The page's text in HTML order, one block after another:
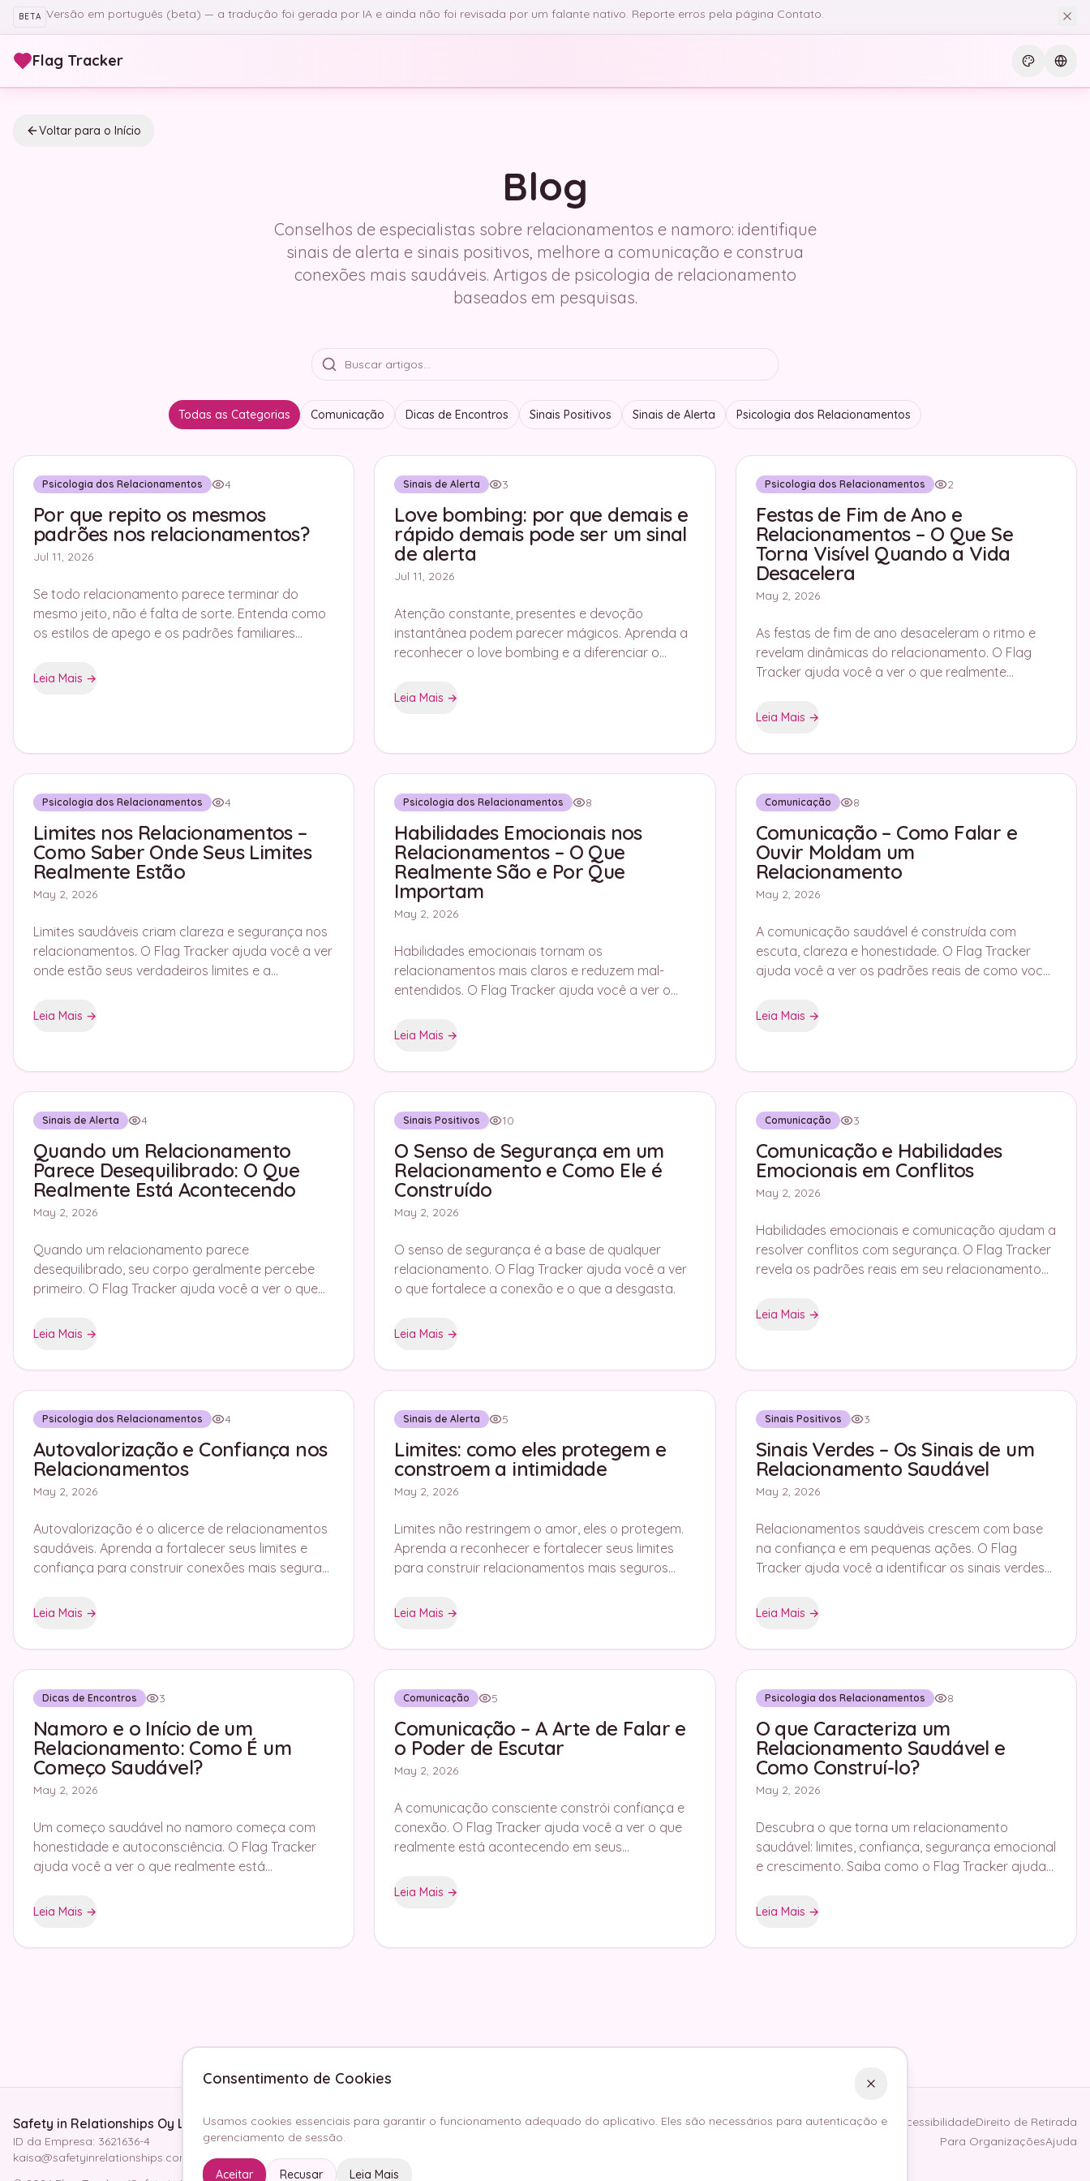
Pular para o conteúdo principal
BETA Versão em português (beta) — a tradução foi gerada por IA e ainda não foi revisada por um falante nativo. Reporte erros pela página Contato.
Flag Tracker Current
Voltar para o Início
Blog
Conselhos de especialistas sobre relacionamentos e namoro: identifique
sinais de alerta e sinais positivos, melhore a comunicação e construa
conexões mais saudáveis. Artigos de psicologia de relacionamento
baseados em pesquisas.
Todas as Categorias Comunicação Dicas de Encontros Sinais Positivos Sinais de Alerta Psicologia dos Relacionamentos
Psicologia dos Relacionamentos 4
Por que repito os mesmos
padrões nos relacionamentos?
Jul 11, 2026
Se todo relacionamento parece terminar do
mesmo jeito, não é falta de sorte. Entenda como
os estilos de apego e os padrões familiares
Leia Mais →
Sinais de Alerta 3
Love bombing: por que demais e
rápido demais pode ser um sinal
de alerta
Jul 11, 2026
Atenção constante, presentes e devoção
instantânea podem parecer mágicos. Aprenda a
reconhecer o love bombing e a diferenciar o
Leia Mais →
Psicologia dos Relacionamentos 2
Festas de Fim de Ano e
Relacionamentos – O Que Se
Torna Visível Quando a Vida
Desacelera
May 2, 2026
As festas de fim de ano desaceleram o ritmo e
revelam dinâmicas do relacionamento. O Flag
Tracker ajuda você a ver o que realmente
Leia Mais →
Psicologia dos Relacionamentos 4
Limites nos Relacionamentos –
Como Saber Onde Seus Limites
Realmente Estão
May 2, 2026
Limites saudáveis criam clareza e segurança nos
relacionamentos. O Flag Tracker ajuda você a ver
onde estão seus verdadeiros limites e a
Leia Mais →
Psicologia dos Relacionamentos 8
Habilidades Emocionais nos
Relacionamentos – O Que
Realmente São e Por Que
Importam
May 2, 2026
Habilidades emocionais tornam os
relacionamentos mais claros e reduzem mal-
entendidos. O Flag Tracker ajuda você a ver o
Leia Mais →
Comunicação 8
Comunicação – Como Falar e
Ouvir Moldam um
Relacionamento
May 2, 2026
A comunicação saudável é construída com
escuta, clareza e honestidade. O Flag Tracker
ajuda você a ver os padrões reais de como vocês
Leia Mais →
Sinais de Alerta 4
Quando um Relacionamento
Parece Desequilibrado: O Que
Realmente Está Acontecendo
May 2, 2026
Quando um relacionamento parece
desequilibrado, seu corpo geralmente percebe
primeiro. O Flag Tracker ajuda você a ver o que
Leia Mais →
Sinais Positivos 10
O Senso de Segurança em um
Relacionamento e Como Ele é
Construído
May 2, 2026
O senso de segurança é a base de qualquer
relacionamento. O Flag Tracker ajuda você a ver
o que fortalece a conexão e o que a desgasta.
Leia Mais →
Comunicação 3
Comunicação e Habilidades
Emocionais em Conflitos
May 2, 2026
Habilidades emocionais e comunicação ajudam a
resolver conflitos com segurança. O Flag Tracker
revela os padrões reais em seu relacionamento
Leia Mais →
Psicologia dos Relacionamentos 4
Autovalorização e Confiança nos
Relacionamentos
May 2, 2026
Autovalorização é o alicerce de relacionamentos
saudáveis. Aprenda a fortalecer seus limites e
confiança para construir conexões mais seguras
Leia Mais →
Sinais de Alerta 5
Limites: como eles protegem e
constroem a intimidade
May 2, 2026
Limites não restringem o amor, eles o protegem.
Aprenda a reconhecer e fortalecer seus limites
para construir relacionamentos mais seguros
Leia Mais →
Sinais Positivos 3
Sinais Verdes – Os Sinais de um
Relacionamento Saudável
May 2, 2026
Relacionamentos saudáveis crescem com base
na confiança e em pequenas ações. O Flag
Tracker ajuda você a identificar os sinais verdes
Leia Mais →
Dicas de Encontros 3
Namoro e o Início de um
Relacionamento: Como É um
Começo Saudável?
May 2, 2026
Um começo saudável no namoro começa com
honestidade e autoconsciência. O Flag Tracker
ajuda você a ver o que realmente está
Leia Mais →
Comunicação 5
Comunicação – A Arte de Falar e
o Poder de Escutar
May 2, 2026
A comunicação consciente constrói confiança e
conexão. O Flag Tracker ajuda você a ver o que
realmente está acontecendo em seus
Leia Mais →
Psicologia dos Relacionamentos 8
O que Caracteriza um
Relacionamento Saudável e
Como Construí-lo?
May 2, 2026
Descubra o que torna um relacionamento
saudável: limites, confiança, segurança emocional
e crescimento. Saiba como o Flag Tracker ajuda
Leia Mais →
Safety in Relationships Oy Ltd
ID da Empresa: 3621636-4
kaisa@safetyinrelationships.com
InícioBlogFAQPrincípios ÉticosPolítica de PrivacidadeTermos de Serviço AcessibilidadeDireito de Retirada
Para OrganizaçõesAjuda
Consentimento de Cookies
Usamos cookies essenciais para garantir o funcionamento adequado do aplicativo. Eles são necessários para autenticação e
gerenciamento de sessão.
Aceitar Recusar Leia Mais